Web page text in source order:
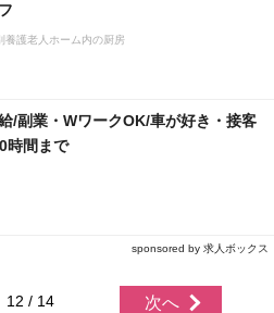
養護老人ホーム内の厨房
/副業・WワークOK/車が好き・接客
時間まで
sponsored by 求人ボックス
12 / 14 次へ